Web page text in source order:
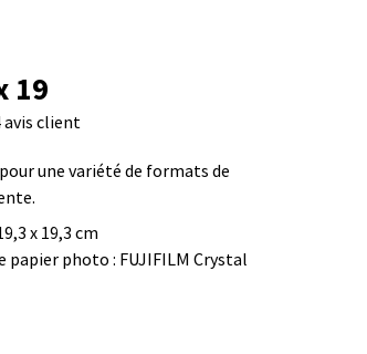
19
avis client
une variété de formats de
x 19,3 cm
papier photo : FUJIFILM Crystal